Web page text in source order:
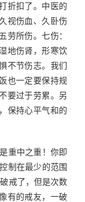
折扣了。中医的
视伤血、久卧伤
劳所伤。七伤：
地伤肾，形寒饮
不节伤志。我们
也一定要保持规
要过于劳累。另
保持心平气和的
重中之重！你即
制在最少的范围
戒了，但是次数
有的戒友，一破